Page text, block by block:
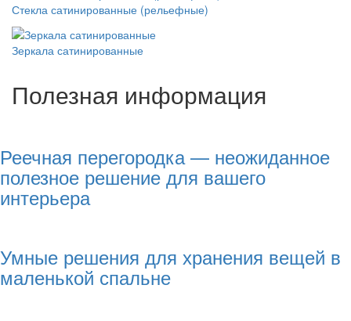
Стекла сатинированные (рельефные)
Зеркала сатинированные
Полезная информация
Реечная перегородка — неожиданное
полезное решение для вашего
интерьера
Умные решения для хранения вещей в
маленькой спальне